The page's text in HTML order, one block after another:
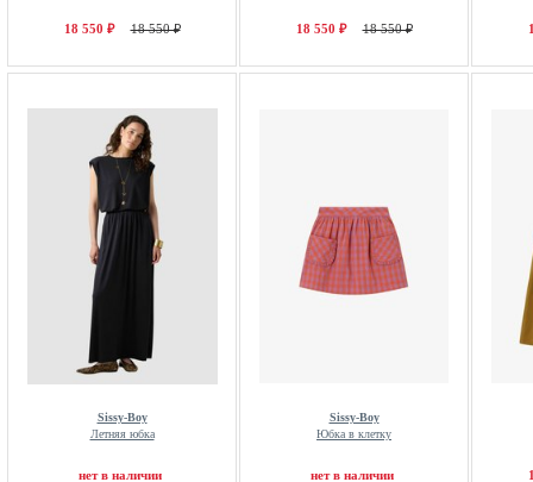
18 550 ₽ 18 550 ₽ 18 550 ₽ 18 550 ₽
Sissy-Boy
Летняя юбка
нет в наличии
Sissy-Boy
Юбка в клетку
нет в наличии